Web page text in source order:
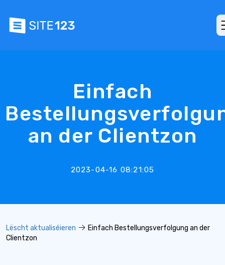
Einfach
an der Clientzon
2023-04-16 08:21:05
Lëscht aktualiséieren
Einfach Bestellungsverfolgung an der
Clientzon